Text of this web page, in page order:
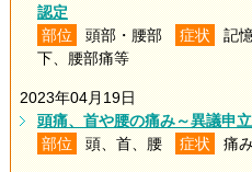
認定
部位
頭部・腰部 症状
記
下、腰部痛等
2023年04月19日
頭痛、首や腰の痛み～異議申
部位
頭、首、腰 症状 痛